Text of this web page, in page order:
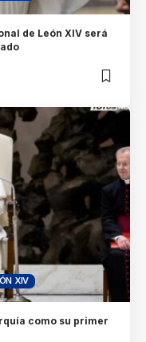
de León XIV será
XIV
como su primer